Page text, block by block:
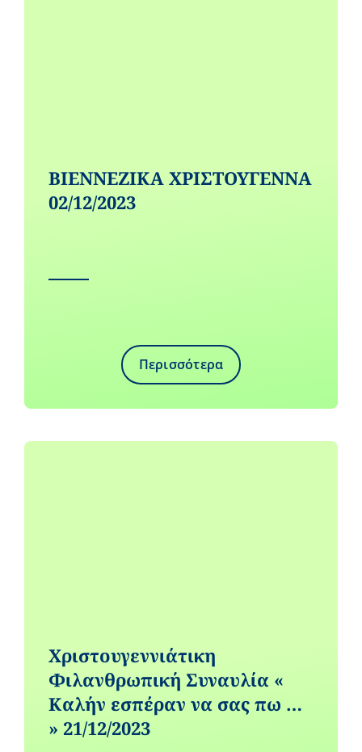
ΒΙΕΝΝΕΖΙΚΑ ΧΡΙΣΤΟΥΓΕΝΝΑ
02/12/2023
Περισσότερα
Χριστουγεννιάτικη
Φιλανθρωπική Συναυλία «
Καλήν εσπέραν να σας πω …
» 21/12/2023